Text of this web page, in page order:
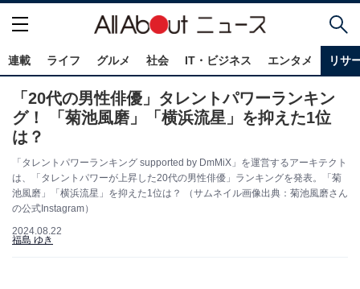
連載 ライフ グルメ 社会 IT・ビジネス エンタメ リサ
「20代の男性俳優」タレントパワーランキン
グ！ 「菊池風磨」「横浜流星」を抑えた1位
は？
「タレントパワーランキング supported by DmMiX」を運営するアーキテクト
は、「タレントパワーが上昇した20代の男性俳優」ランキングを発表。「菊
池風磨」「横浜流星」を抑えた1位は？ （サムネイル画像出典：菊池風磨さん
の公式Instagram）
2024.08.22
福島 ゆき